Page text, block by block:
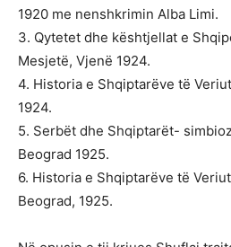
1920 me nenshkrimin Alba Limi.
3. Qytetet dhe kështjellat e
Mesjetë, Vjenë 1924.
4. Historia e Shqiptarëve të
1924.
5. Serbët dhe Shqiptarët-
Beograd 1925.
6. Historia e Shqiptarëve të
Beograd, 1925.